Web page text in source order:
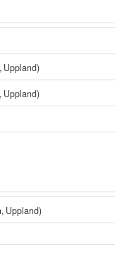
Uppland)
Uppland)
Uppland)